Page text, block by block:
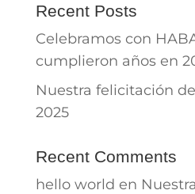
Recent Posts
Celebramos con
cumplieron años en
Nuestra felicitación
2025
Recent Comments
hello world en